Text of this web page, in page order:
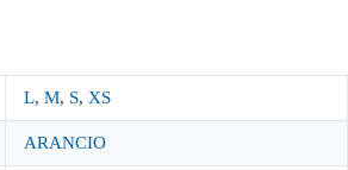
L, M, S, XS
ARANCIO